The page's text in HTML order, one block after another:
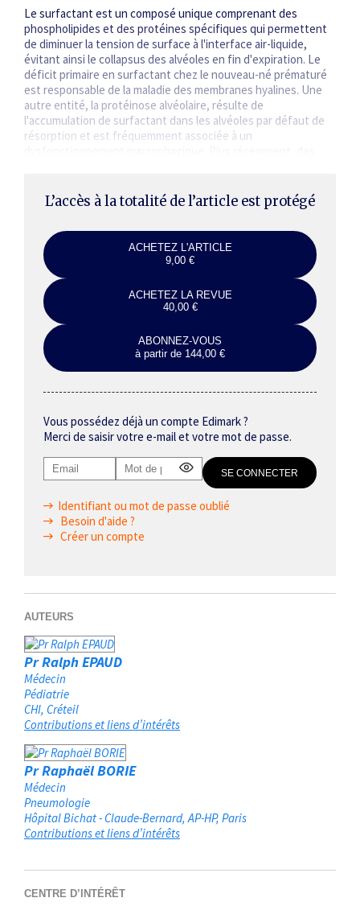
Le surfactant est un composé unique comprenant des
phospholipides et des protéines spécifiques qui permettent
de diminuer la tension de surface à l'interface air-liquide,
évitant ainsi le collapsus des alvéoles en fin d'expiration. Le
déficit primaire en surfactant chez le nouveau-né prématuré
est responsable de la maladie des membranes hyalines. Une
autre entité, la protéinose alvéolaire, résulte de
l'accumulation de surfactant dans les alvéoles par défaut de
résorption et est fréquemment associée à un
L’accès à la totalité de l’article est protégé
ACHETEZ L'ARTICLE
9,00 €
ACHETEZ LA REVUE
40,00 €
ABONNEZ-VOUS
à partir de 144,00 €
Vous possédez déjà un compte Edimark ?
Merci de saisir votre e-mail et votre mot de passe.
Identifiant ou mot de passe oublié
Besoin d'aide ?
Créer un compte
AUTEURS
Pr Ralph EPAUD
Médecin
Pédiatrie
CHI Créteil
Contributions et liens d’intérêts
Pr Raphaël BORIE
Médecin
Pneumologie
Hôpital Bichat - Claude-Bernard, AP-HP Paris
Contributions et liens d’intérêts
CENTRE D’INTÉRÊT